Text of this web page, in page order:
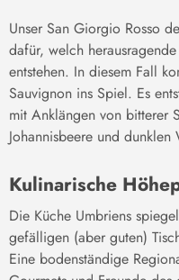
Unser San Giorgio Rosso
dafür, welch
entstehen. In diesem Fall
Sauvignon ins Spiel. Es
mit Anklängen von bitterer
Johannisbeere und dunklen
Kulinarische
Die Küche Umbriens
gefälligen (aber guten)
Eine bodenständige